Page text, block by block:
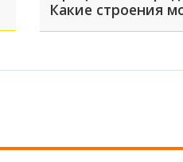
Какие строения